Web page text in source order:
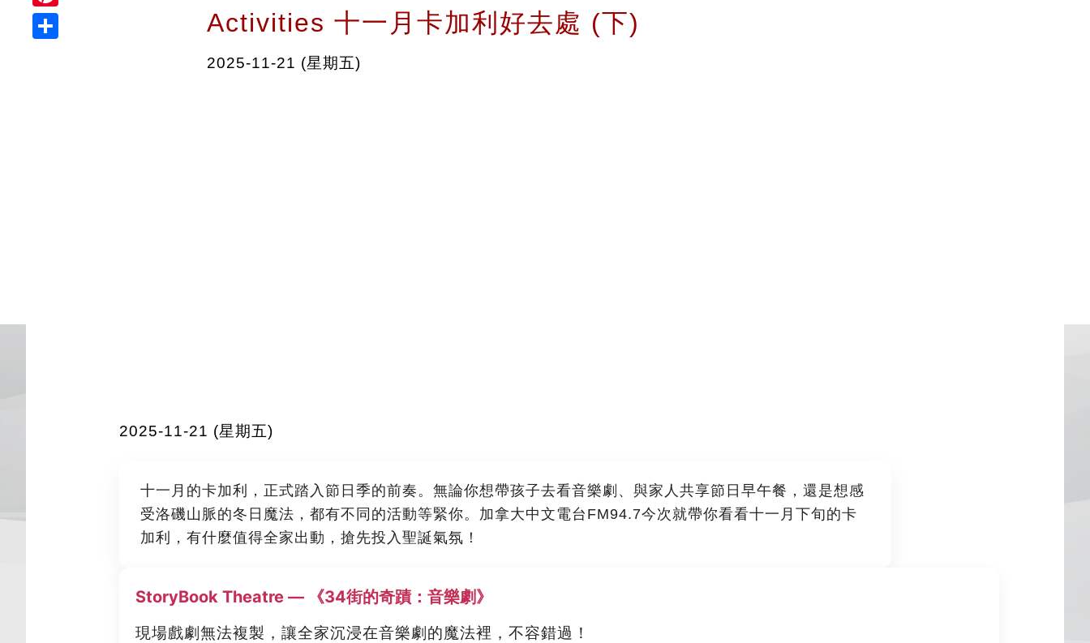
Pinterest Activities 十一月卡加利好去處 (下)
2025-11-21 (星期五)
2025-11-21 (星期五)
十一月的卡加利，正式踏入節日季的前奏。無論你想帶孩子去看音樂劇、與家人共享節日早午餐，還是想感
受洛磯山脈的冬日魔法，都有不同的活動等緊你。加拿大中文電台FM94.7今次就帶你看看十一月下旬的卡
加利，有什麼值得全家出動，搶先投入聖誕氣氛！
StoryBook Theatre — 《34街的奇蹟：音樂劇》
現場戲劇無法複製，讓全家沉浸在音樂劇的魔法裡，不容錯過！